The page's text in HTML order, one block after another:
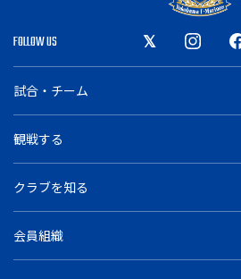
FOLLOW US
試合・チーム
観戦する
クラブを知る
会員組織